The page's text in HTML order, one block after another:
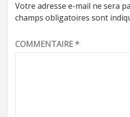
Votre adresse e-mail ne sera
champs obligatoires sont
COMMENTAIRE*